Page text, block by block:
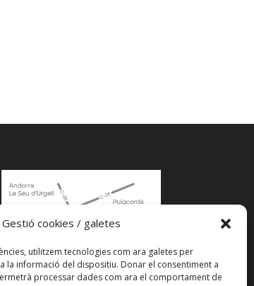
Gestió cookies / galetes
utilitzem tecnologies com ara galetes per
la informació del dispositiu. Donar el consentiment a
processar dades com ara el comportament de